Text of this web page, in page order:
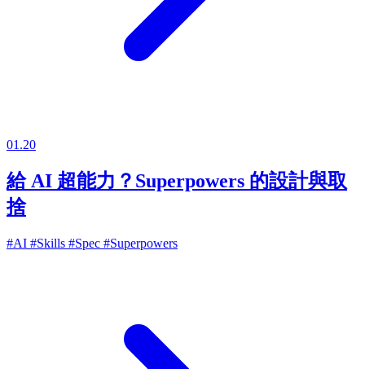
01.20
給 AI 超能力？Superpowers 的設計與取
捨
#AI #Skills #Spec #Superpowers